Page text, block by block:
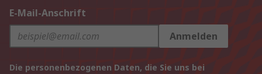
E-Mail-Anschrift
Anmelden
Die personenbezogenen Daten, die Sie uns bei